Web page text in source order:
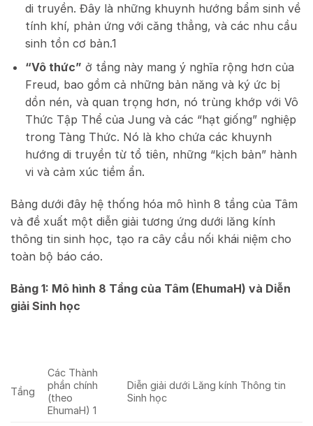
di truyền. Đây là những khuynh hướng bẩm sinh về
tính khí, phản ứng với căng thẳng, và các nhu cầu
sinh tồn cơ bản.1
“Vô thức” ở tầng này mang ý nghĩa rộng hơn của
Freud, bao gồm cả những bản năng và ký ức bị
dồn nén, và quan trọng hơn, nó trùng khớp với Vô
Thức Tập Thể của Jung và các “hạt giống” nghiệp
trong Tàng Thức. Nó là kho chứa các khuynh
hướng di truyền từ tổ tiên, những “kịch bản” hành
vi và cảm xúc tiềm ẩn.
Bảng dưới đây hệ thống hóa mô hình 8 tầng của Tâm
và đề xuất một diễn giải tương ứng dưới lăng kính
thông tin sinh học, tạo ra cây cầu nối khái niệm cho
toàn bộ báo cáo.
Bảng 1: Mô hình 8 Tầng của Tâm (EhumaH) và Diễn
giải Sinh học
Tầng
Các Thành
phần chính
(theo
EhumaH)1
Diễn giải dưới Lăng kính Thông tin
Sinh học